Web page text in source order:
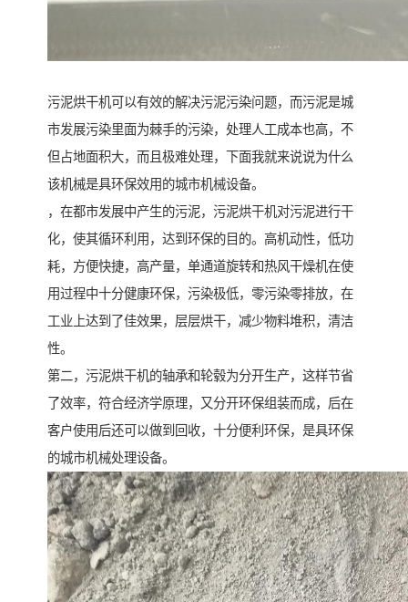
污泥烘干机可以有效的解决污泥污染问题，而污泥是城
市发展污染里面为棘手的污染，处理人工成本也高，不
但占地面积大，而且极难处理，下面我就来说说为什么
该机械是具环保效用的城市机械设备。
，在都市发展中产生的污泥，污泥烘干机对污泥进行干
化，使其循环利用，达到环保的目的。高机动性，低功
耗，方便快捷，高产量，单通道旋转和热风干燥机在使
用过程中十分健康环保，污染极低，零污染零排放，在
工业上达到了佳效果，层层烘干，减少物料堆积，清洁
性。
第二，污泥烘干机的轴承和轮毂为分开生产，这样节省
了效率，符合经济学原理，又分开环保组装而成，后在
客户使用后还可以做到回收，十分便利环保，是具环保
的城市机械处理设备。